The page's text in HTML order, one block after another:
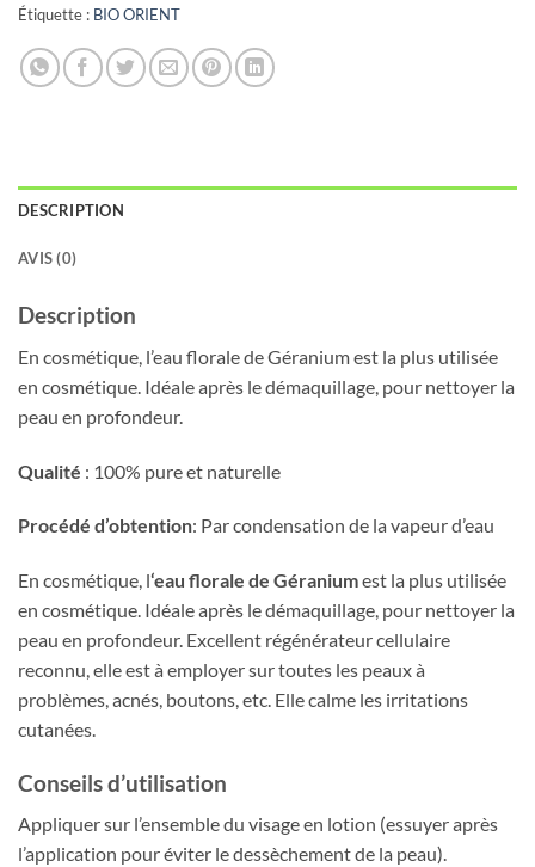
Étiquette : BIO ORIENT
DESCRIPTION
AVIS (0)
Description
En cosmétique, l’eau florale de Géranium est la plus utilisée
en cosmétique. Idéale après le démaquillage, pour nettoyer la
peau en profondeur.
Qualité : 100% pure et naturelle
Procédé d’obtention: Par condensation de la vapeur d’eau
En cosmétique, l‘eau florale de Géraniumest la plus utilisée
en cosmétique. Idéale après le démaquillage, pour nettoyer la
peau en profondeur. Excellent régénérateur cellulaire
reconnu, elle est à employer sur toutes les peaux à
problèmes, acnés, boutons, etc. Elle calme les irritations
cutanées.
Conseils d’utilisation
Appliquer sur l’ensemble du visage en lotion (essuyer après
l’application pour éviter le dessèchement de la peau).